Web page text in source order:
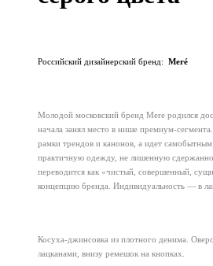
Российский дизайнерский бренд: Meré
Молодой московский бренд Mere родился
начала занял место в нише премиум-
рамки трендов и канонов, а идет
практичную одежду, не лишенную
переводится как «чистый, совершенный,
концепцию бренда. Индивидуальность — в
Косуха-джинсовка из плотного денима.
лацканами, внизу ремешок на кнопках.